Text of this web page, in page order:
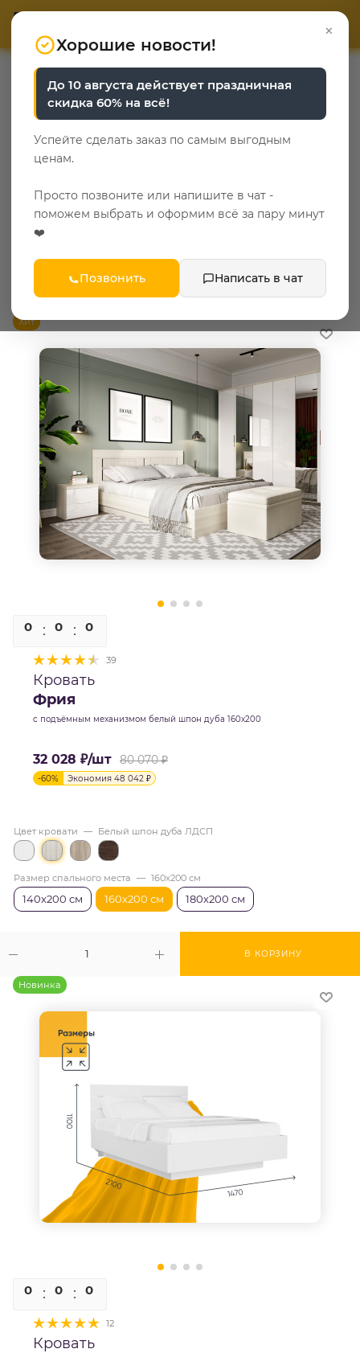
0
Деревянные кровати
23
Главная — Каталог — Мебель в спальню — Кровати —
Деревянные кровати
Популярные категории
сонома
ФИЛЬТР
Хит
0 0 0
39
Кровать
Фрия
с подъёмным механизмом белый шпон дуба 160х200
32 028 ₽/шт 80 070₽
-60% Экономия 48 042 ₽
В КОРЗИНУ
Цвет кровати — Белый шпон дуба ЛДСП
Размер спального места — 160х200 см
140х200 см 160х200 см 180х200 см
Новинка
0 0 0
12
Кровать
×
Хорошие новости!
До 10 августа действует праздничная
скидка 60% на всё!
Успейте сделать заказ по самым выгодным
ценам.
Просто позвоните или напишите в чат -
поможем выбрать и оформим всё за пару минут
❤️
Позвонить Написать в чат